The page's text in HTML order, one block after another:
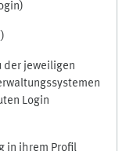
der jeweiligen
Login
in ihrem Profil